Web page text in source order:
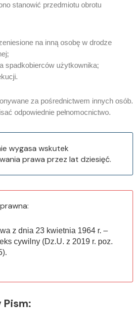
stanowić przedmiotu obrotu
na inną osobę w drodze
spadkobierców użytkownika;
za pośrednictwem innych osób.
odpowiednie pełnomocnictwo.
wygasa wskutek
prawa przez lat dziesięć.
z dnia 23 kwietnia 1964 r. –
cywilny (Dz.U. z 2019 r. poz.
Pism: